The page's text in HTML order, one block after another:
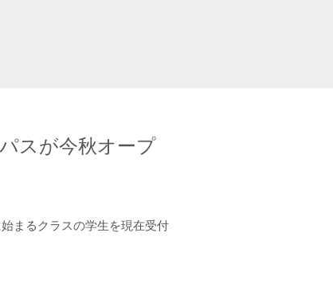
スが今秋オープ
まるクラスの学生を現在受付